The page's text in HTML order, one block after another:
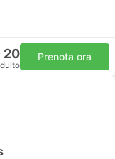
20 Prenota ora